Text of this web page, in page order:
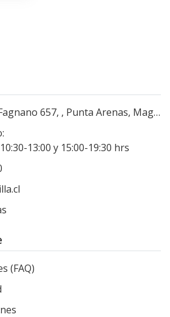
657, , Punta Arenas, Magallanes, Chile
13:00 y 15:00-19:30 hrs
(FAQ)